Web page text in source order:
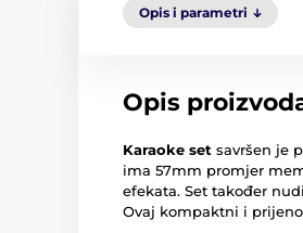
Opis i parametri
Opis
Karaoke set savršen je
ima 57mm promjer
efekata. Set također
Ovaj kompaktni i